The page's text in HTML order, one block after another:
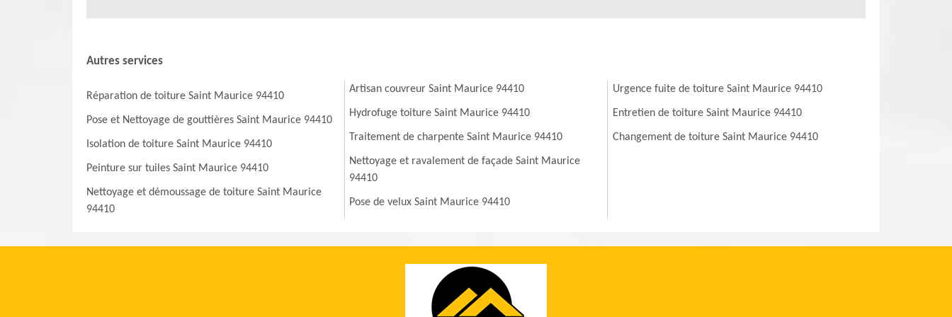
Autres services
Réparation de toiture Saint Maurice 94410
Pose et Nettoyage de gouttières Saint Maurice 94410
Isolation de toiture Saint Maurice 94410
Peinture sur tuiles Saint Maurice 94410
Nettoyage et démoussage de toiture Saint Maurice
94410
Artisan couvreur Saint Maurice 94410
Hydrofuge toiture Saint Maurice 94410
Traitement de charpente Saint Maurice 94410
Nettoyage et ravalement de façade Saint Maurice
94410
Pose de velux Saint Maurice 94410
Urgence fuite de toiture Saint Maurice 94410
Entretien de toiture Saint Maurice 94410
Changement de toiture Saint Maurice 94410